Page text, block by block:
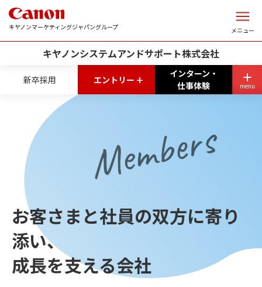
キヤノンマーケティングジャパングループ メニュー
menu
キヤノンシステムアンドサポート株式会社
新卒採用 エントリー +
インターン・
仕事体験
Members
お客さまと社員の双方に寄り
添い、
成長を支える会社